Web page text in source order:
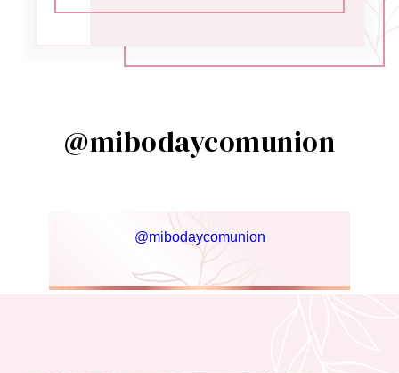
@mibodaycomunion
@mibodaycomunion